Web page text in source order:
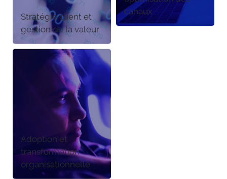
Stratégie client et
gestion de la valeur
canaux
Adoption et
transformation
organisationnelle